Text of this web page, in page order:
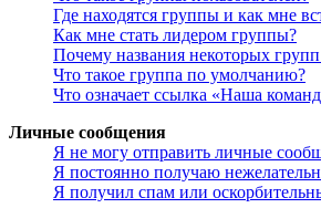
Где находятся группы и как мне
Как мне стать лидером группы?
Почему названия некоторых
Что такое группа по умолчанию?
Что означает ссылка «Наша
Личные сообщения
Я не могу отправить личные
Я постоянно получаю
Я получил спам или